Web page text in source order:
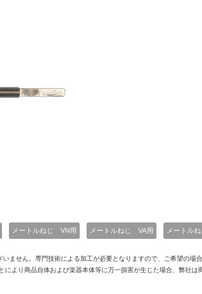
メートルねじ VN用 メートルねじ VA用 メートル
ません。専門技術による加工が必要となりますので、ご希望の場
より商品自体および楽器本体等に万一損害が生じた場合、弊社は